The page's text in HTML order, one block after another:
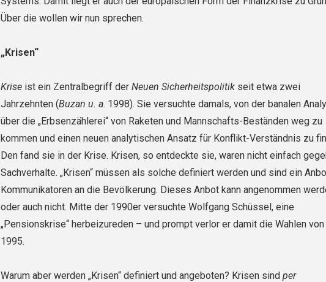
Über die wollen wir nun sprechen.
„Krisen“
Kriseist ein Zentralbegriff der Neuen Sicherheitspolitikseit etwa zwei
Jahrzehnten (Buzan u. a. 1998). Sie versuchte damals, von der banalen
über die „Erbsenzählerei“ von Rake­ten und Mannschafts-Beständen weg zu
kommen und einen neuen analytischen Ansatz für Konflikt-Verständnis zu
Den fand sie in der Krise. Krisen, so entdeckte sie, waren nicht einfach
Sachverhalte. „Krisen“ müssen als solche definiert werden und sind ein
Kommunikatoren an die Bevölkerung. Dieses Anbot kann angenommen
oder auch nicht. Mitte der 1990er versuchte Wolfgang Schüssel, eine
„Pensionskrise“ herbeizureden – und prompt verlor er damit die Wahlen von
1995.
Warum aber werden „Krisen“ definiert und angeboten? Krisen sind per